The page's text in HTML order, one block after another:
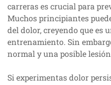
carreras es crucial para
Muchos principiantes
del dolor, creyendo que es
entrenamiento. Sin
normal y una posible lesión
Si experimentas dolor